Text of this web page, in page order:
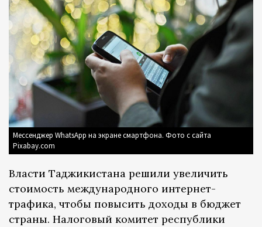
Мессенджер WhatsApp на экране смартфона. Фото с сайта
Pixabay.com
Власти Таджикистана решили увеличить
стоимость международного интернет-
трафика, чтобы повысить доходы в бюджет
страны. Налоговый комитет республики